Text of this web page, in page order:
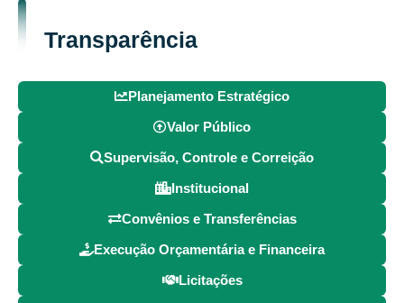
Transparência
Planejamento Estratégico
Valor Público
Supervisão, Controle e Correição
Institucional
Convênios e Transferências
Execução Orçamentária e Financeira
Licitações